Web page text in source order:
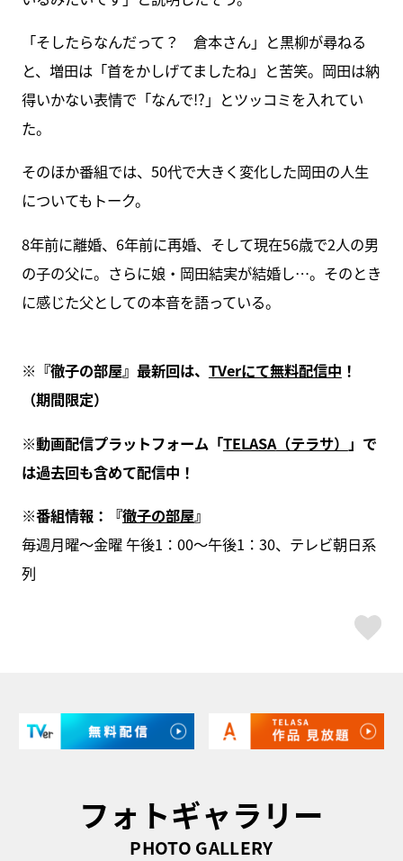
「そしたらなんだって？ 倉本さん」と黒柳が尋ねる
と、増田は「首をかしげてましたね」と苦笑。岡田は納
得いかない表情で「なんで!?」とツッコミを入れてい
た。
そのほか番組では、50代で大きく変化した岡田の人生
についてもトーク。
8年前に離婚、6年前に再婚、そして現在56歳で2人の男
の子の父に。さらに娘・岡田結実が結婚し…。そのとき
に感じた父としての本音を語っている。
※ 『徹子の部屋』最新回は、 TVerにて無料配信中 ！
（期間限定）
※動画配信プラットフォーム「TELASA（テラサ） 」で
は過去回も含めて配信中！
※番組情報：『徹子の部屋』
毎週月曜～金曜 午後1：00～午後1：30、テレビ朝日系
列
フォトギャラリー
PHOTO GALLERY